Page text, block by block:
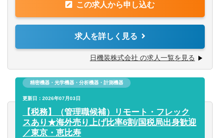
【キャリアパス】
業務ローテーションにより、将来的には希望に応じて財務
経理関係の別業務、事業部での業務、海外グループ会社へ
の出向等の可能性もございます。また、税務部を含めてご
本人の志向や会社の状況に応じまして、将来リーダー職へ
の登用の可能性もございます。
・確定申告。孫会社までの添付資料を提出。海外子会社と
のやりとり。海外子会社の情報収集
経験・スキルに応じて業務をアサインします。
・法人税、固定資産税などの申告
とも多く、一緒に進めている
・BEPSや移転価格対応がメイン
・海外の税制状況のウォッチ たとえば、海外の税対応を
ＨＰから調査するなど
・海外子会社との連携も多い（上記業務で現地法人に資料
この求人から申し込む
求人を詳しく見る
日機装株式会社 の求人一覧を見る
精密機器・光学機器・分析機器・計測機器
更新日：2026年07月03日
【税務】（管理職候補）リモート・フレック
スあり★海外売り上げ比率6割/国税局出身歓迎
／東京・恵比寿